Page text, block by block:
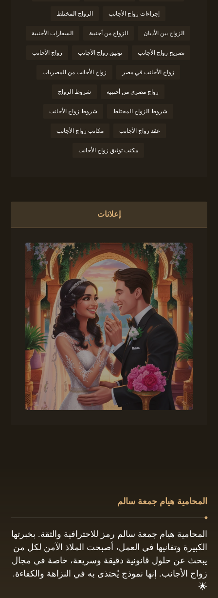
إجراءات زواج الأجانب الزواج المختلط
الزواج بين الأديان الزواج من أجنبية السفارات الأجنبية
تصريح زواج الأجانب توثيق زواج الأجانب زواج الأجانب
زواج الأجانب في مصر زواج الأجانب من المصريات
زواج مصري من أجنبية شروط الزواج
شروط الزواج المختلط شروط زواج الأجانب
عقد زواج الأجانب مكاتب زواج الأجانب
مكتب توثيق زواج الأجانب
إعلانات
المحامية هيام جمعة سالم
المحامية هيام جمعة سالم رمز للاحترافية والثقة. بخبرتها
الكبيرة وتفانيها في العمل، أصبحت الملاذ الآمن لكل من
يبحث عن حلول قانونية دقيقة وسريعة، خاصة في مجال
زواج الأجانب. إنها نموذج يُحتذى به في النزاهة والكفاءة.
🌟